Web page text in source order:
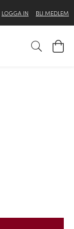
LOGGA IN BLI MEDLEM